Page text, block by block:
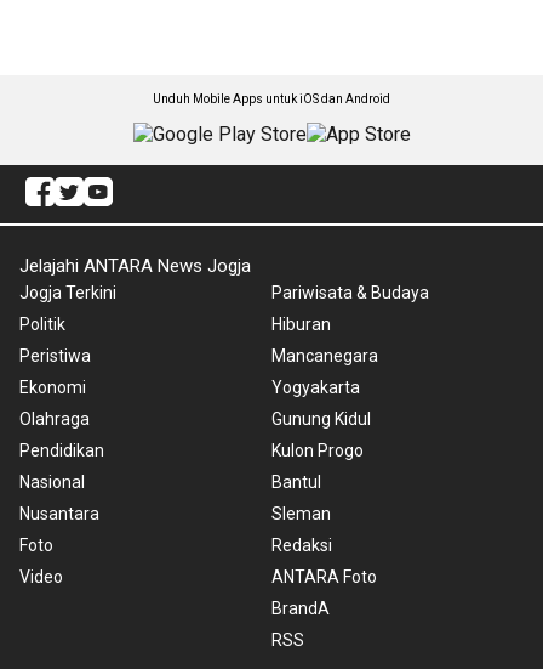
Unduh Mobile Apps untuk iOS dan Android
Jelajahi ANTARA News Jogja
Jogja Terkini
Politik
Peristiwa
Ekonomi
Olahraga
Pendidikan
Nasional
Nusantara
Foto
Video
Pariwisata & Budaya
Hiburan
Mancanegara
Yogyakarta
Gunung Kidul
Kulon Progo
Bantul
Sleman
Redaksi
ANTARA Foto
BrandA
RSS